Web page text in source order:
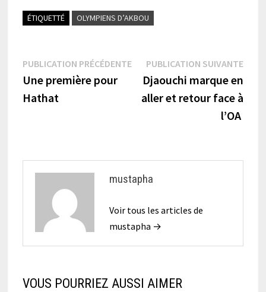
ÉTIQUETTÉ OLYMPIENS D’AKBOU
Navigation
de
PUBLICATION PRÉCÉDENTEPublication
précédente :
Une première pour
Hathat
PUBLICATION SUIVANTE
Djaouchi marque en
aller et retour face à
l’OA
mustapha
Voir tous les articles de
mustapha →
VOUS POURRIEZ AUSSI AIMER